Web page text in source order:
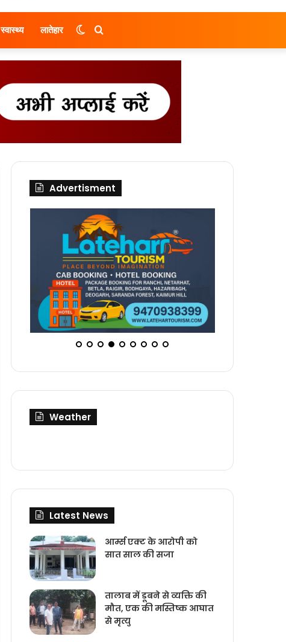
स्वास्थ्य लातेहार Search
Switch
Advertisment
Weather
Latest News
आर्म्स एक्ट के आरोपी को
सात साल की सजा
तालाब में डूबने से व्यक्ति की
मौत, एक की मस्तिष्क आघात
से मृत्यु